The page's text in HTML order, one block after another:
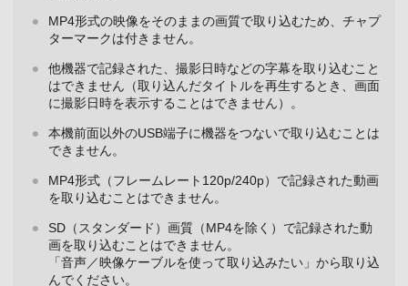
MP4形式の映像をそのままの画質で取り込むため、チャプ
ターマークは付きません。
他機器で記録された、撮影日時などの字幕を取り込むこと
はできません（取り込んだタイトルを再生するとき、画面
に撮影日時を表示することはできません）。
本機前面以外のUSB端子に機器をつないで取り込むことは
できません。
MP4形式（フレームレート120p/240p）で記録された動画
を取り込むことはできません。
SD（スタンダード）画質（MP4を除く）で記録された動
画を取り込むことはできません。
「音声／映像ケーブルを使って取り込みたい」から取り込
んでください。